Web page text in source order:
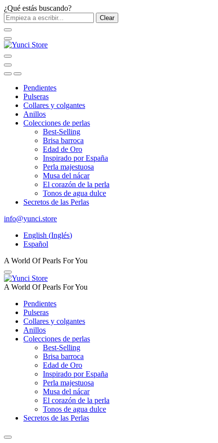
¿Qué estás buscando?
Clear
Pendientes
Pulseras
Collares y colgantes
Anillos
Colecciones de perlas
Best-Selling
Brisa barroca
Edad de Oro
Inspirado por España
Perla majestuosa
Musa del nácar
El corazón de la perla
Tonos de agua dulce
Secretos de las Perlas
info@yunci.store
English (Inglés)
Español
A World Of Pearls For You
A World Of Pearls For You
Pendientes
Pulseras
Collares y colgantes
Anillos
Colecciones de perlas
Best-Selling
Brisa barroca
Edad de Oro
Inspirado por España
Perla majestuosa
Musa del nácar
El corazón de la perla
Tonos de agua dulce
Secretos de las Perlas